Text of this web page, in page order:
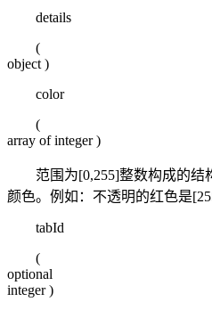
details
(
object )
color
(
array of integer)
范围为[0,255]整数构成的结
颜色。例如：不透明的红色是
tabId
(
optional
integer)